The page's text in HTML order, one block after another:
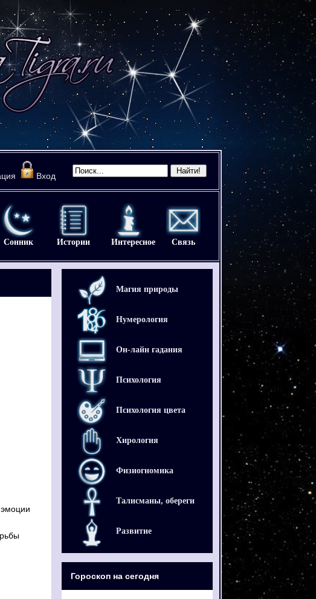
Вход
Сонник Истории Интересное Связь
Магия природы
Нумерология
Он-лайн гадания
Психология
Психология цвета
Хирология
Физиогномика
Талисманы, обереги
Развитие
Гороскоп на сегодня